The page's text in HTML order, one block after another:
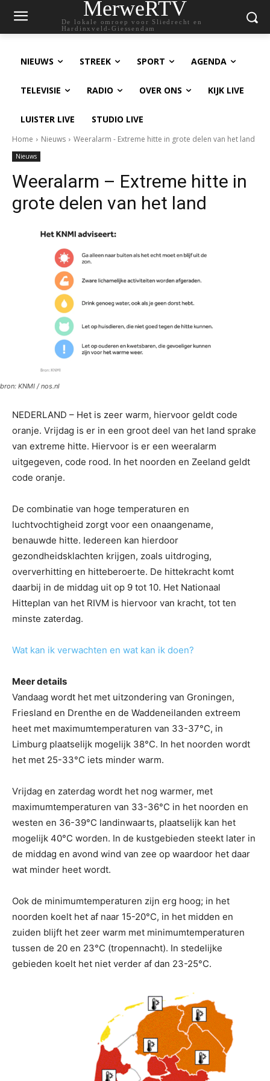
MerweRTV
De lokale omroep voor Sliedrecht en
Hardinxveld-Giessendam
NIEUWS STREEK SPORT AGENDA
TELEVISIE RADIO OVER ONS KIJK LIVE
LUISTER LIVE STUDIO LIVE
Home Nieuws Weeralarm - Extreme hitte in grote delen van het land
Nieuws
Weeralarm – Extreme hitte in
grote delen van het land
bron: KNMI / nos.nl
NEDERLAND – Het is zeer warm, hiervoor geldt code
oranje. Vrijdag is er in een groot deel van het land sprake
van extreme hitte. Hiervoor is er een weeralarm
uitgegeven, code rood. In het noorden en Zeeland geldt
code oranje.
De combinatie van hoge temperaturen en
luchtvochtigheid zorgt voor een onaangename,
benauwde hitte. Iedereen kan hierdoor
gezondheidsklachten krijgen, zoals uitdroging,
oververhitting en hitteberoerte. De hittekracht komt
daarbij in de middag uit op 9 tot 10. Het Nationaal
Hitteplan van het RIVM is hiervoor van kracht, tot ten
minste zaterdag.
Wat kan ik verwachten en wat kan ik doen?
Meer details
Vandaag wordt het met uitzondering van Groningen,
Friesland en Drenthe en de Waddeneilanden extreem
heet met maximumtemperaturen van 33-37°C, in
Limburg plaatselijk mogelijk 38°C. In het noorden wordt
het met 25-33°C iets minder warm.
Vrijdag en zaterdag wordt het nog warmer, met
maximumtemperaturen van 33-36°C in het noorden en
westen en 36-39°C landinwaarts, plaatselijk kan het
mogelijk 40°C worden. In de kustgebieden steekt later in
de middag en avond wind van zee op waardoor het daar
wat minder heet wordt.
Ook de minimumtemperaturen zijn erg hoog; in het
noorden koelt het af naar 15-20°C, in het midden en
zuiden blijft het zeer warm met minimumtemperaturen
tussen de 20 en 23°C (tropennacht). In stedelijke
gebieden koelt het niet verder af dan 23-25°C.